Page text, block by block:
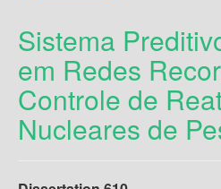
Sistema
em Redes
Controle de
Nucleares de